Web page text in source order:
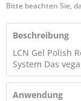
Bitte beachten Sie,
Beschreibung
LCN Gel Polish
System Das
Anwendung